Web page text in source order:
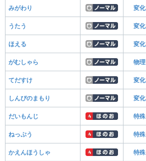
みがわり 変化
うたう 変化
ほえる 変化
がむしゃら 物理
てだすけ 変化
しんぴのまもり 変化
だいもんじ 特殊
ねっぷう 特殊
かえんほうしゃ 特殊